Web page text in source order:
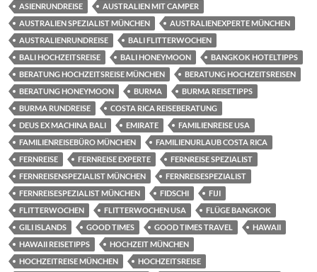
ASIENRUNDREISE
AUSTRALIEN MIT CAMPER
AUSTRALIEN SPEZIALIST MÜNCHEN
AUSTRALIENEXPERTE MÜNCHEN
AUSTRALIENRUNDREISE
BALI FLITTERWOCHEN
BALI HOCHZEITSREISE
BALI HONEYMOON
BANGKOK HOTELTIPPS
BERATUNG HOCHZEITSREISE MÜNCHEN
BERATUNG HOCHZEITSREISEN
BERATUNG HONEYMOON
BURMA
BURMA REISETIPPS
BURMA RUNDREISE
COSTA RICA REISEBERATUNG
DEUS EX MACHINA BALI
EMIRATE
FAMILIENREISE USA
FAMILIENREISEBÜRO MÜNCHEN
FAMILIENURLAUB COSTA RICA
FERNREISE
FERNREISE EXPERTE
FERNREISE SPEZIALIST
FERNREISENSPEZIALIST MÜNCHEN
FERNREISESPEZIALIST
FERNREISESPEZIALIST MÜNCHEN
FIDSCHI
FIJI
FLITTERWOCHEN
FLITTERWOCHEN USA
FLÜGE BANGKOK
GILI ISLANDS
GOOD TIMES GOOD TIMES TRAVEL
HAWAII
HAWAII REISETIPPS
HOCHZEIT MÜNCHEN
HOCHZEITREISE MÜNCHEN
HOCHZEITSREISE